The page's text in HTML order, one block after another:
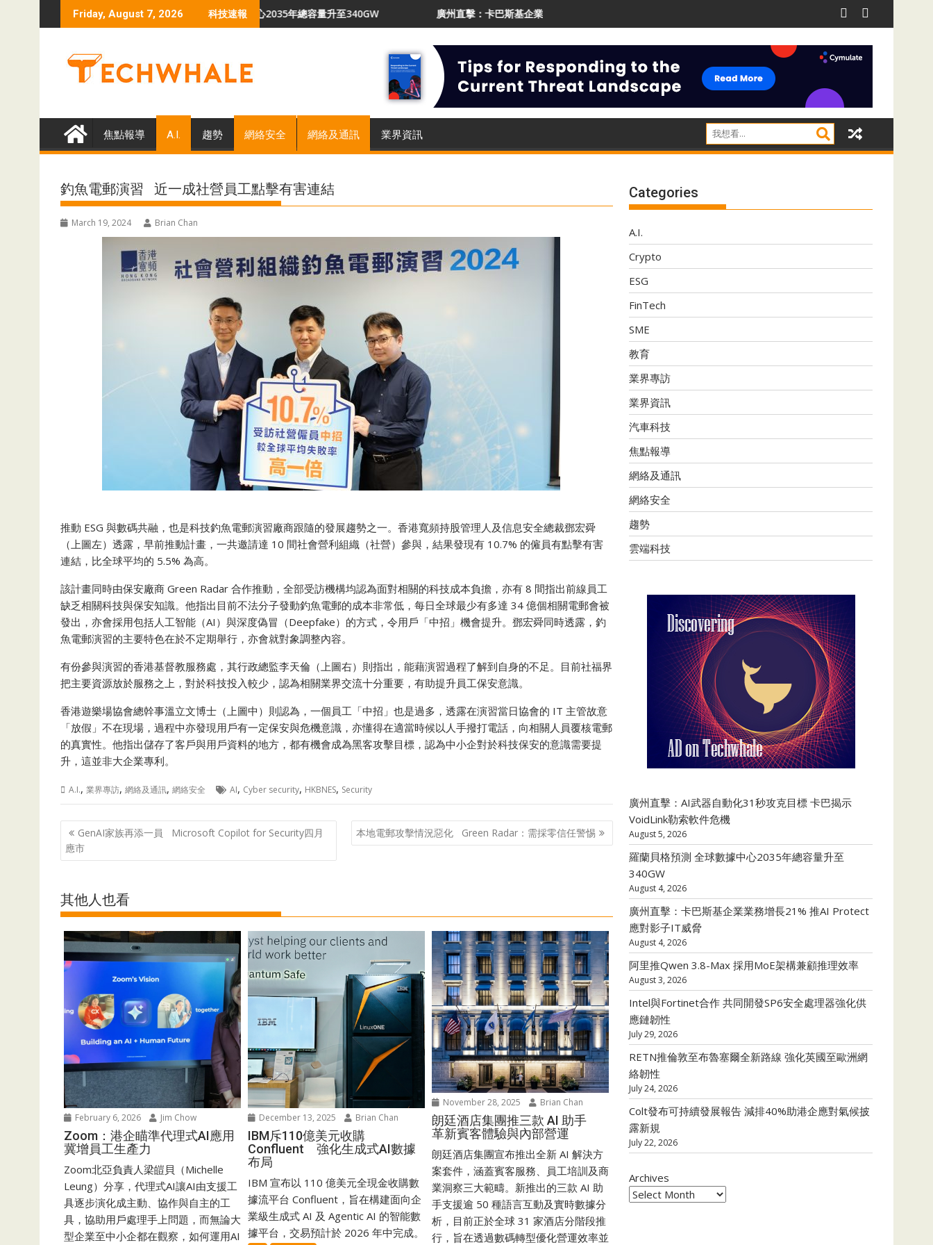
to
Friday, August 7, 2026 科技速報
勒索軟件危機羅蘭貝格預測 全球數據中心2035年總容量升至340GW 廣州直擊：卡巴斯基企業業務增長21% 推AI Protect應對影子IT威脅 阿里推Qwen 3.8-Max 採用MoE架構兼顧推理效率
焦點報導 A.I. 趨勢 網絡安全 網絡及通訊 業界資訊
釣魚電郵演習 近一成社營員工點擊有害連結
March 19, 2024 Brian Chan
推動 ESG 與數碼共融，也是科技釣魚電郵演習廠商跟隨的發展趨勢之一。​​香港寬頻持股管理人及信息安全總裁鄧宏舜​
（上圖左）透露，早前推動計畫，一共邀請達 10 間社會營利組織（社營）參與，結果發現有 10.7% 的僱員有點擊有害
連結，比全球平均的 5.5% 為高。
該計畫同時由保安廠商 Green Radar 合作推動，全部受訪機構均認為面對相關的科技成本負擔，亦有 8 間指出前線員工
缺乏相關科技與保安知識。他指出目前不法分子發動釣魚電郵的成本非常低，每日全球最少有多達 34 億個相關電郵會被
發出，亦會採用包括人工智能（AI）與深度偽冒（Deepfake）的方式，令用戶「中招」機會提升。鄧宏舜同時透露，釣
魚電郵演習的主要特色在於不定期舉行，亦會就對象調整內容。
有份參與演習的香港基督教服務處，其行政總監李天倫（上圖右）則指出，能藉演習過程了解到自身的不足。目前社福界
把主要資源放於服務之上，對於科技投入較少，認為相關業界交流十分重要，有助提升員工保安意識。
香港遊樂場協會總幹事溫立文博士（上圖中）則認為，一個員工「中招」也是過多，透露在演習當日協會的 IT 主管故意
「放假」不在現場，過程中亦發現用戶有一定保安與危機意識，亦懂得在適當時候以人手撥打電話，向相關人員覆核電郵
的真實性。他指出儲存了客戶與用戶資料的地方，都有機會成為黑客攻擊目標，認為中小企對於科技保安的意識需要提
升，這並非大企業專利。
A.I., 業界專訪, 網絡及通訊, 網絡安全 AI, Cyber security, HKBNES, Security
Post
navigation
GenAI家族再添一員 Microsoft Copilot for Security四月
應市
本地電郵攻擊情況惡化 Green Radar：需採零信任警惕
其他人也看
February 6, 2026 Jim Chow
Zoom：港企瞄準代理式AI應用
冀增員工生產力
Zoom北亞負責人梁皚貝（Michelle
Leung）分享，代理式AI讓AI由支援工
具逐步演化成主動、協作與自主的工
具，協助用戶處理手上問題，而無論大
型企業至中小企都在觀察，如何運用AI
December 13, 2025 Brian Chan
IBM斥110億美元收購
Confluent 強化生成式AI數據
布局
IBM 宣布以 110 億美元全現金收購數
據流平台 Confluent，旨在構建面向企
業級生成式 AI 及 Agentic AI 的智能數
據平台，交易預計於 2026 年中完成。
November 28, 2025 Brian Chan
朗廷酒店集團推三款 AI 助手
革新賓客體驗與內部營運
朗廷酒店集團宣布推出全新 AI 解決方
案套件，涵蓋賓客服務、員工培訓及商
業洞察三大範疇。新推出的三款 AI 助
手支援逾 50 種語言互動及實時數據分
析，目前正於全球 31 家酒店分階段推
行，旨在透過數碼轉型優化營運效率並
Categories
A.I.
Crypto
ESG
FinTech
SME
教育
業界專訪
業界資訊
汽車科技
焦點報導
網絡及通訊
網絡安全
趨勢
雲端科技
廣州直擊：AI武器自動化31秒攻克目標 卡巴揭示
VoidLink勒索軟件危機
August 5, 2026
羅蘭貝格預測 全球數據中心2035年總容量升至
340GW
August 4, 2026
廣州直擊：卡巴斯基企業業務增長21% 推AI Protect
應對影子IT威脅
August 4, 2026
阿里推Qwen 3.8-Max 採用MoE架構兼顧推理效率
August 3, 2026
Intel與Fortinet合作 共同開發SP6安全處理器強化供
應鏈韌性
July 29, 2026
RETN推倫敦至布魯塞爾全新路線 強化英國至歐洲網
絡韌性
July 24, 2026
Colt發布可持續發展報告 減排40%助港企應對氣候披
露新規
July 22, 2026
Archives